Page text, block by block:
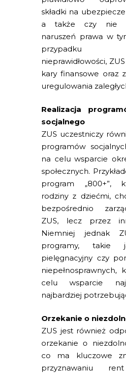
składki na
a także czy nie
naruszeń prawa w
przypadku
nieprawidłowości,
kary finansowe oraz
uregulowania
Realizacja
socjalnego
ZUS uczestniczy
programów
na celu wsparcie
społecznych.
program „800+”,
rodziny z dziećmi,
bezpośrednio
ZUS, lecz przez
Niemniej jednak
programy, takie
pielęgnacyjny czy
niepełnosprawnych,
celu wsparcie
najbardziej
Orzekanie o
ZUS jest również
orzekanie o
co ma kluczowe
przyznawaniu